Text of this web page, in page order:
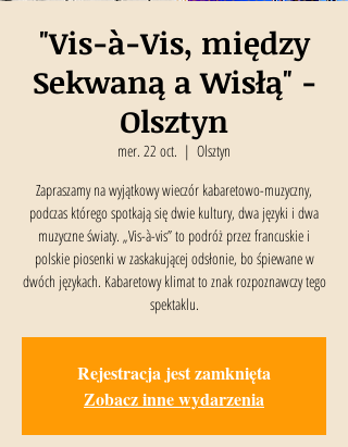
"Vis-à-Vis, między
Sekwaną a Wisłą" -
Olsztyn
mer. 22 oct.
  |
Olsztyn
Zapraszamy na wyjątkowy wieczór kabaretowo-muzyczny,
podczas którego spotkają się dwie kultury, dwa języki i dwa
muzyczne światy. „Vis-à-vis” to podróż przez francuskie i
polskie piosenki w zaskakującej odsłonie, bo śpiewane w
dwóch językach. Kabaretowy klimat to znak rozpoznawczy tego
spektaklu.
Rejestracja jest zamknięta
Zobacz inne wydarzenia